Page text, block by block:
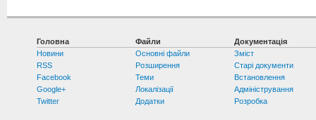
Головна
Новини
RSS
Facebook
Google+
Twitter
Файли
Основні файли
Розширення
Теми
Локалізації
Додатки
Документація
Зміст
Старі документи
Встановлення
Адміністрування
Розробка